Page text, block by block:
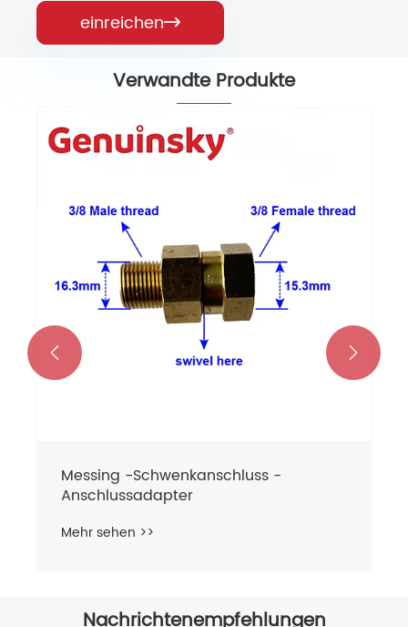
einreichen
Verwandte Produkte
Edelstahl -Schwenkanpassung
 